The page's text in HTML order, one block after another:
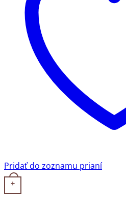
Pridať do zoznamu prianí
+